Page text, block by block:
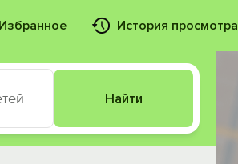
Избранное История просмотра
Найти